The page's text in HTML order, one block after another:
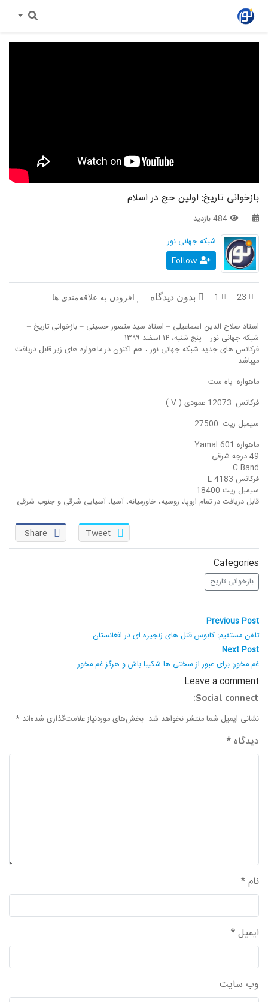
بازخوانی تاریخ: اولین حج در اسلام
484 بازدید
شبکه جهانی نور
23
1 بدون دیدگاه افزودن به علاقه‌مندی ها
استاد صلاح الدین اسماعیلی – استاد سید منصور حسینی – بازخوانی تاریخ –
شبکه جهانی نور – پنج شنبه، ۱۴ اسفند ۱۳۹۹
فرکانس های جدید شبکه جهانی نور ، هم اکنون در ماهواره های زیر قابل دریافت
میباشد:
ماهواره: یاه ست
فرکانس: 12073 عمودی ( V )
سیمبل ریت: 27500
ماهواره Yamal 601
49 درجه شرقی
C Band
فرکانس 4183 L
سیمبل ریت 18400
قابل دریافت در تمام اروپا، روسیه، خاورمیانه، آسیا، آسیایی شرقی و جنوب شرقی
Share Tweet
Categories
بازخوانی تاریخ
راهبری
نوشته
Previous Post
Previous
post:
تلفن مستقیم: کابوس قتل های زنجیره ای در افغانستان
Next Post
Next
غم مخور: برای عبور از سختی ها شکیبا باش و هرگز غم مخور
Leave a comment
Social connect:
نشانی ایمیل شما منتشر نخواهد شد. بخش‌های موردنیاز علامت‌گذاری شده‌اند *
دیدگاه*
نام*
ایمیل*
وب‌ سایت